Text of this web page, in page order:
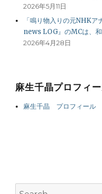
2026年5月11日
「鳴り物入りの元NHK
news LOG』のMCは、和
2026年4月28日
麻生千晶プロフィ
麻生千晶 プロフィール